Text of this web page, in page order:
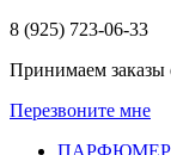
8 (925) 723-06-33
Принимаем заказы
Перезвоните мне